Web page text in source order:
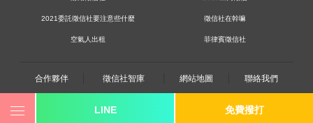
LINE 免費撥打
2021委託徵信社要注意些什麼 徵信社在幹嘛
空氣人出租 菲律賓徵信社
合作夥伴 徵信社智庫 網站地圖 聯絡我們
0800-250-555 revote990109@gmail.com